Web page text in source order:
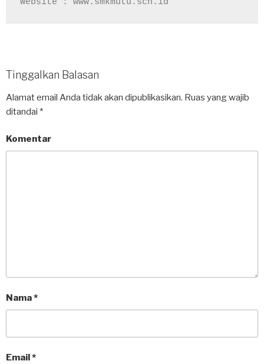
Tinggalkan Balasan
Alamat email Anda tidak akan dipublikasikan. Ruas yang wajib
ditandai *
Komentar
Nama*
Email*